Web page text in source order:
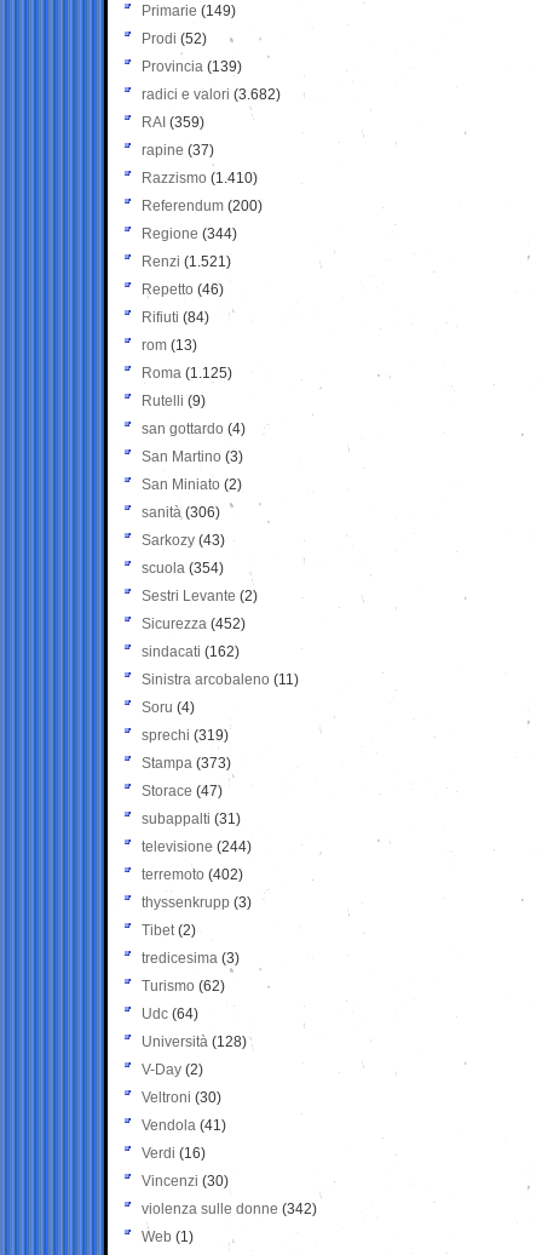
Primarie (149)
Prodi (52)
Provincia (139)
radici e valori (3.682)
RAI (359)
rapine (37)
Razzismo (1.410)
Referendum (200)
Regione (344)
Renzi (1.521)
Repetto (46)
Rifiuti (84)
rom (13)
Roma (1.125)
Rutelli (9)
san gottardo (4)
San Martino (3)
San Miniato (2)
sanità (306)
Sarkozy (43)
scuola (354)
Sestri Levante (2)
Sicurezza (452)
sindacati (162)
Sinistra arcobaleno (11)
Soru (4)
sprechi (319)
Stampa (373)
Storace (47)
subappalti (31)
televisione(244)
terremoto (402)
thyssenkrupp (3)
Tibet(2)
tredicesima (3)
Turismo (62)
Udc (64)
Università (128)
V-Day (2)
Veltroni (30)
Vendola (41)
Verdi (16)
Vincenzi (30)
violenza sulle donne (342)
Web (1)